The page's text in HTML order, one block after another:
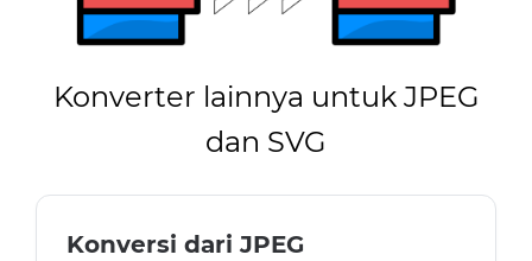
Konverter lainnya untuk JPEG
dan SVG
Konversi dari JPEG